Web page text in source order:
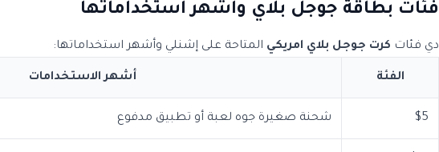
فئات بطاقة جوجل بلاي وأشهر استخداماتها
دي فئات كرت جوجل بلاي امريكي المتاحة على إشنلي وأشهر استخداماتها:
الفئة أشهر الاستخدامات
$5 شحنة صغيرة جوه لعبة أو تطبيق مدفوع